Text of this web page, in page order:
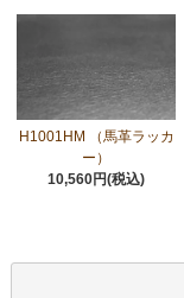
H1001HM （馬革ラッカ
ー）
10,560円(税込)